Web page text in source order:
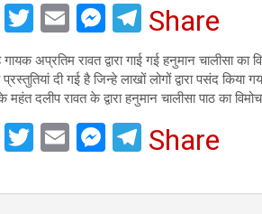
F
o
o
T
wi
tt
er
E
m
ail
M
es
se
n
g
er
T
el
e
gr
a
Share
गायक अप्रतिम रावत द्वारा गाई गई हनुमान चालीसा
दी गई है जिन्हे लाखों लोगों द्वारा पसंद
के महंत दलीप रावत के द्वारा हनुमान चालीसा पाठ का
F
T
tt
E
ail
M
se
T
e
Share